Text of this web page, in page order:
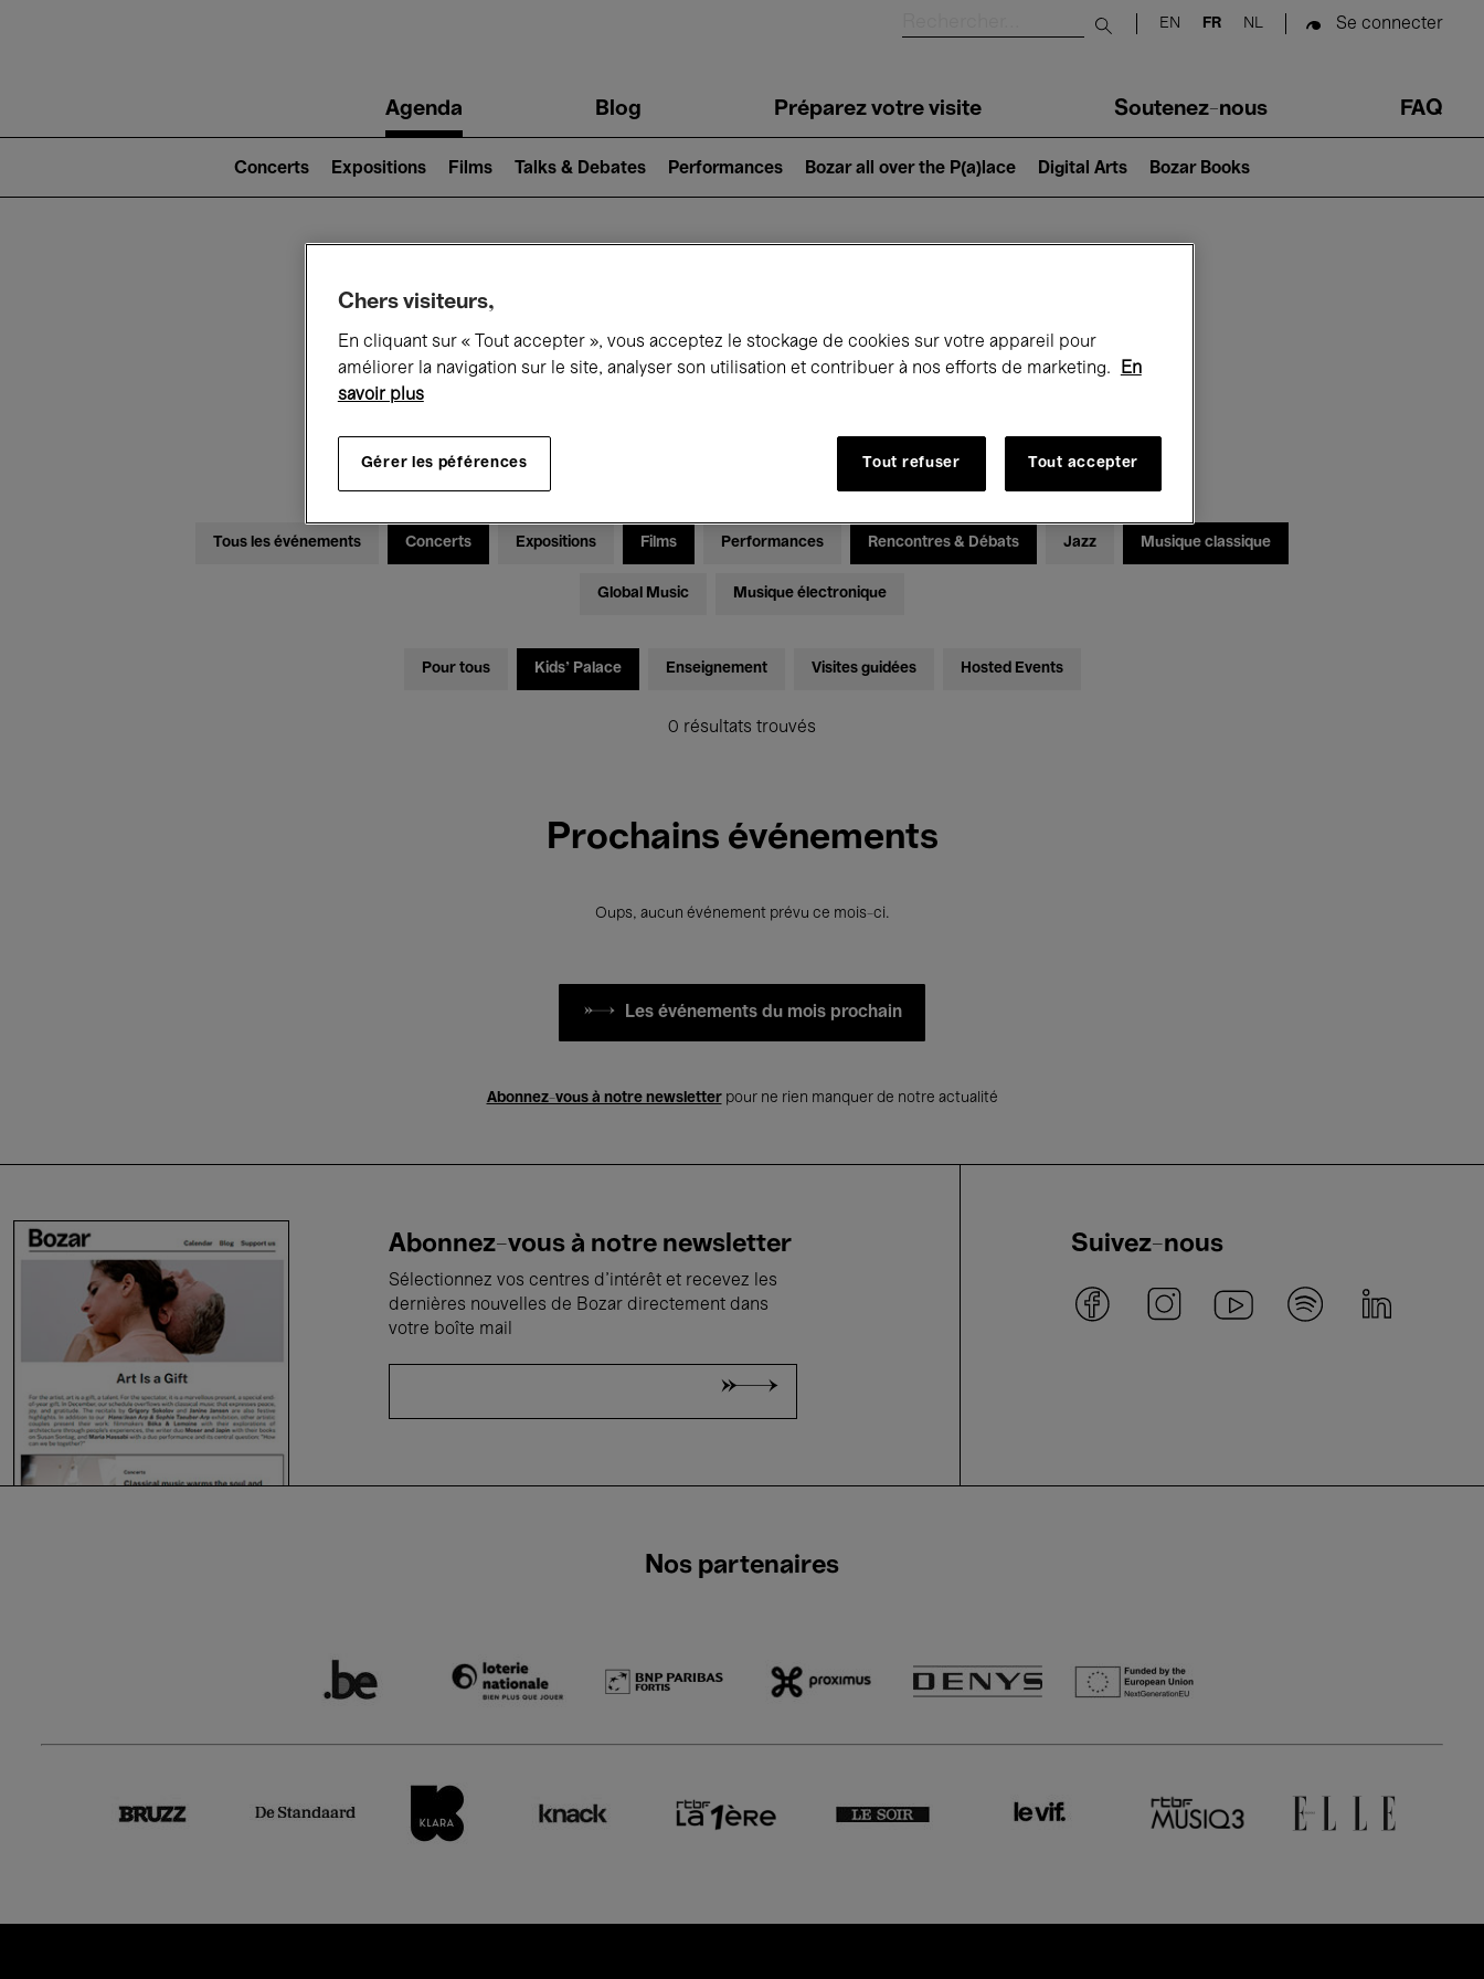
Submit search
EN FR NL Se connecter
navigationAgenda Blog Préparez votre visite Soutenez-nous FAQ
2)
Concerts Expositions Films Talks & Debates Performances Bozar all over the P(a)lace Digital Arts Bozar Books
Ce qui se passe à Bozar
Tous les événements Concerts Expositions Films Performances Rencontres & Débats Jazz Musique classique
Global Music Musique électronique
Pour tous Kids’ Palace Enseignement Visites guidées Hosted Events
0 résultats trouvés
Prochains événements
Oups, aucun événement prévu ce mois-ci.
Les événements du mois prochain
Abonnez-vous à notre newsletterpour ne rien manquer de notre actualité
Abonnez-vous à notre newsletter
Sélectionnez vos centres d'intérêt et recevez les
dernières nouvelles de Bozar directement dans
votre boîte mail
Suivez-nous
Nos partenaires
Chers visiteurs,
En cliquant sur « Tout accepter », vous acceptez le stockage de cookies sur votre appareil pour
améliorer la navigation sur le site, analyser son utilisation et contribuer à nos efforts de marketing.
En
savoir plus
Gérer les péférences Tout refuser Tout accepter